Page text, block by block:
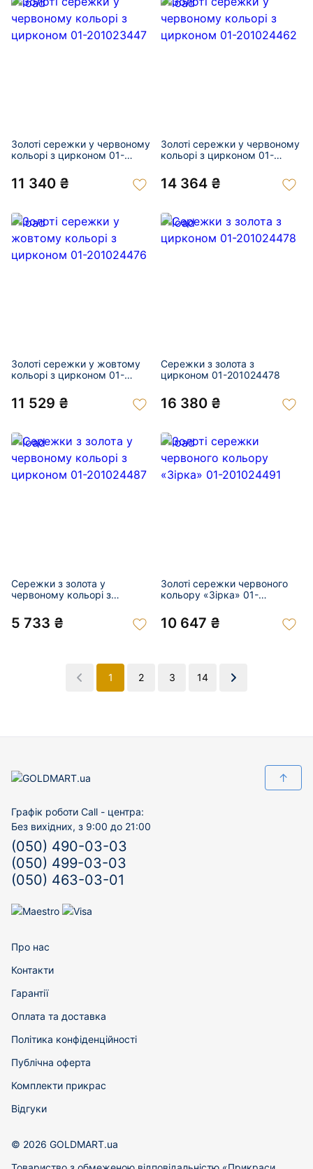
Золоті сережки у червоному
кольорі з цирконом 01-
11 340 ₴
Золоті сережки у червоному
кольорі з цирконом 01-
14 364 ₴
Золоті сережки у жовтому
кольорі з цирконом 01-
11 529 ₴
Сережки з золота з
цирконом 01-201024478
16 380 ₴
Сережки з золота у
червоному кольорі з
5 733 ₴
Золоті сережки червоного
кольору «Зірка» 01-
10 647 ₴
1 2 3 14
↑
Графік роботи Call - центра:
Без вихідних, з 9:00 до 21:00
(050) 490-03-03
(050) 499-03-03
(050) 463-03-01
Про нас
Контакти
Гарантії
Оплата та доставка
Політика конфіденційності
Публічна оферта
Комплекти прикрас
Відгуки
© 2026 GOLDMART.ua